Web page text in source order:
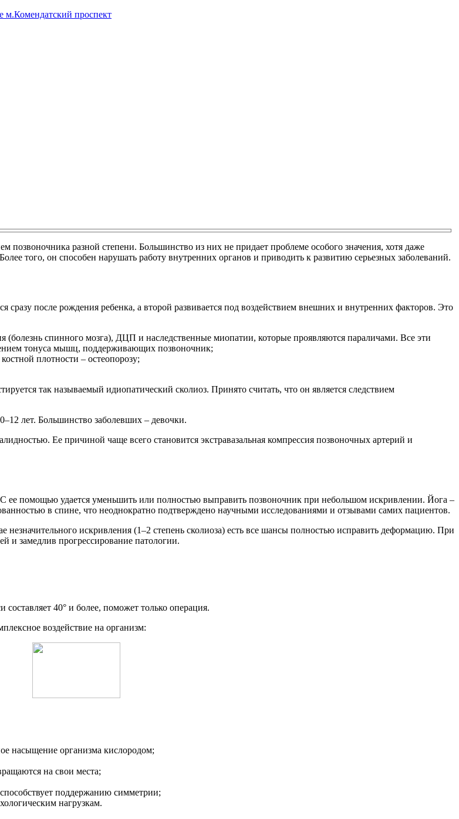
м.Комендатский проспект
позвоночника разной степени. Большинство из них не придает проблеме особого значения, хотя даже
того, он способен нарушать работу внутренних органов и приводить к развитию серьезных заболеваний.
после рождения ребенка, а второй развивается под воздействием внешних и внутренних факторов. Это
спинного мозга), ДЦП и наследственные миопатии, которые проявляются параличами. Все эти
тонуса мышц, поддерживающих позвоночник;
плотности – остеопорозу;
так называемый идиопатический сколиоз. Принято считать, что он является следствием
лет. Большинство заболевших – девочки.
Ее причиной чаще всего становится экстравазальная компрессия позвоночных артерий и
ее помощью удается уменьшить или полностью выправить позвоночник при небольшом искривлении. Йога –
в спине, что неоднократно подтверждено научными исследованиями и отзывами самих пациентов.
незначительного искривления (1–2 степень сколиоза) есть все шансы полностью исправить деформацию. При
и замедлив прогрессирование патологии.
40° и более, поможет только операция.
воздействие на организм:
насыщение организма кислородом;
на свои места;
поддержанию симметрии;
нагрузкам.